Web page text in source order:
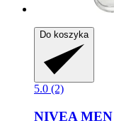
Do koszyka
5.0 (2)
NIVEA MEN